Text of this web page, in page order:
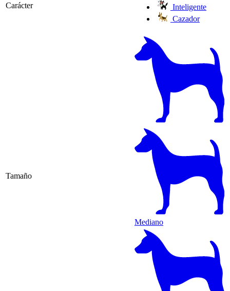
Carácter
Inteligente
Cazador
Tamaño
Mediano